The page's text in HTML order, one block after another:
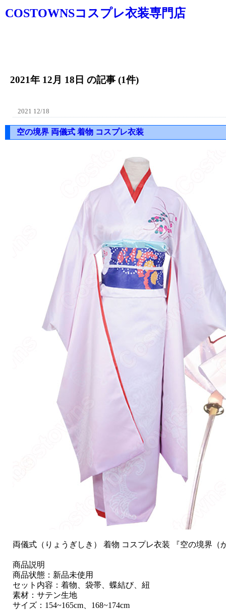
COSTOWNSコスプレ衣装専門店
2021年 12月 18日 の記事 (1件)
2021 12/18
空の境界 両儀式 着物 コスプレ衣装
両儀式（りょうぎしき） 着物 コスプレ衣装 『空の境界（
商品説明
商品状態：新品未使用
セット内容：着物、袋帯、蝶結び、紐
素材：サテン生地
サイズ：154~165cm、168~174cm